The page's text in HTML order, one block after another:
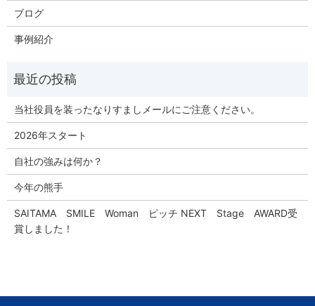
ブログ
事例紹介
当社役員を装ったなりすましメールにご注意ください。
2026年スタート
自社の強みは何か？
今年の熊手
SAITAMA SMILE Woman ピッチ NEXT Stage AWARD受
賞しました！